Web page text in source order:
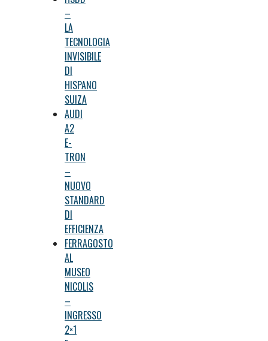
–
LA
TECNOLOGIA
INVISIBILE
DI
HISPANO
SUIZA
AUDI
A2
E-
TRON
–
NUOVO
STANDARD
DI
EFFICIENZA
FERRAGOSTO
AL
MUSEO
NICOLIS
–
INGRESSO
2×1